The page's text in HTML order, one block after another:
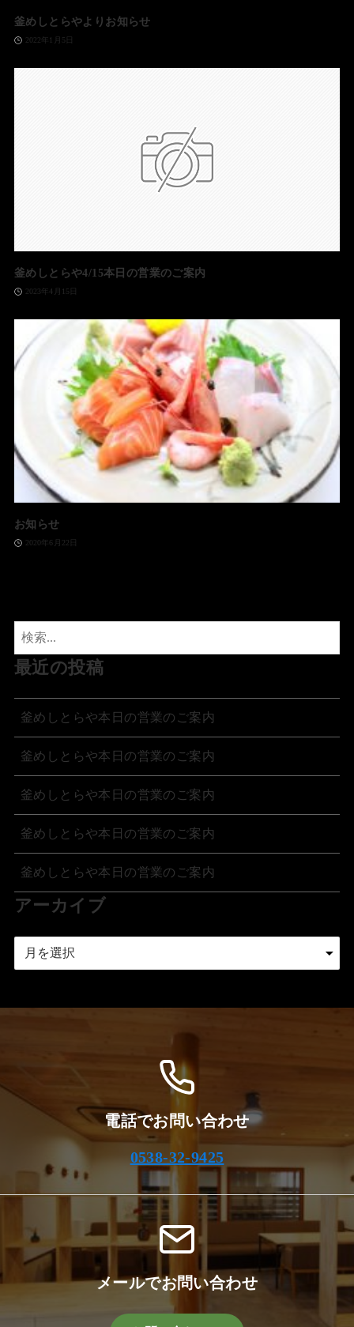
釜めしとらやよりお知らせ
2022年1月5日
釜めしとらや4/15本日の営業のご案内
2023年4月15日
お知らせ
2020年6月22日
最近の投稿
釜めしとらや本日の営業のご案内
釜めしとらや本日の営業のご案内
釜めしとらや本日の営業のご案内
釜めしとらや本日の営業のご案内
釜めしとらや本日の営業のご案内
アーカイブ
電話でお問い合わせ
0538-32-9425
メールでお問い合わせ